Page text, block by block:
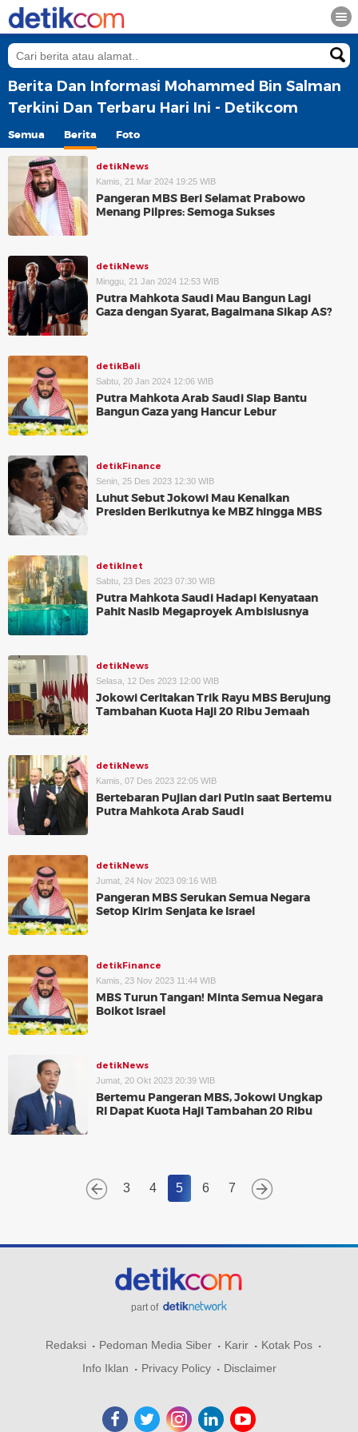
Berita Dan Informasi Mohammed Bin Salman
Terkini Dan Terbaru Hari Ini - Detikcom
Semua Berita Foto
detikNews
Kamis, 21 Mar 2024 19:25 WIB
Pangeran MBS Beri Selamat Prabowo
Menang Pilpres: Semoga Sukses
detikNews
Minggu, 21 Jan 2024 12:53 WIB
Putra Mahkota Saudi Mau Bangun Lagi
Gaza dengan Syarat, Bagaimana Sikap AS?
detikBali
Sabtu, 20 Jan 2024 12:06 WIB
Putra Mahkota Arab Saudi Siap Bantu
Bangun Gaza yang Hancur Lebur
detikFinance
Senin, 25 Des 2023 12:30 WIB
Luhut Sebut Jokowi Mau Kenalkan
Presiden Berikutnya ke MBZ hingga MBS
detikInet
Sabtu, 23 Des 2023 07:30 WIB
Putra Mahkota Saudi Hadapi Kenyataan
Pahit Nasib Megaproyek Ambisiusnya
detikNews
Selasa, 12 Des 2023 12:00 WIB
Jokowi Ceritakan Trik Rayu MBS Berujung
Tambahan Kuota Haji 20 Ribu Jemaah
detikNews
Kamis, 07 Des 2023 22:05 WIB
Bertebaran Pujian dari Putin saat Bertemu
Putra Mahkota Arab Saudi
detikNews
Jumat, 24 Nov 2023 09:16 WIB
Pangeran MBS Serukan Semua Negara
Setop Kirim Senjata ke Israel
detikFinance
Kamis, 23 Nov 2023 11:44 WIB
MBS Turun Tangan! Minta Semua Negara
Boikot Israel
detikNews
Jumat, 20 Okt 2023 20:39 WIB
Bertemu Pangeran MBS, Jokowi Ungkap
RI Dapat Kuota Haji Tambahan 20 Ribu
3 4 5 6 7
part of
Redaksi Pedoman Media Siber Karir
Kotak Pos
Info Iklan
Privacy Policy Disclaimer